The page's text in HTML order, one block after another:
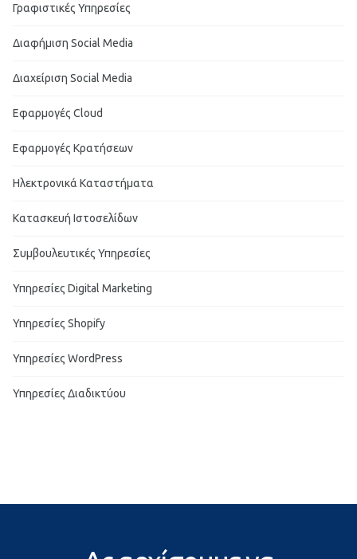
Γραφιστικές Υπηρεσίες
Διαφήμιση Social Media
Διαχείριση Social Media
Εφαρμογές Cloud
Εφαρμογές Κρατήσεων
Ηλεκτρονικά Καταστήματα
Κατασκευή Ιστοσελίδων
Συμβουλευτικές Υπηρεσίες
Υπηρεσίες Digital Marketing
Υπηρεσίες Shopify
Υπηρεσίες WordPress
Υπηρεσίες Διαδικτύου